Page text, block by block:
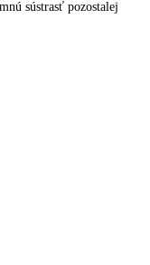
sústrasť pozostalej